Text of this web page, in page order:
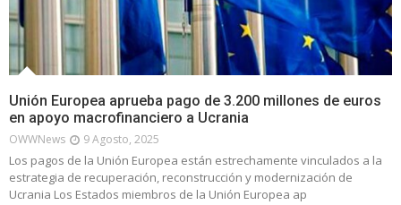
Unión Europea aprueba pago de 3.200 millones de euros
en apoyo macrofinanciero a Ucrania
OWWNews 9 Agosto, 2025
Los pagos de la Unión Europea están estrechamente vinculados a la
estrategia de recuperación, reconstrucción y modernización de
Ucrania Los Estados miembros de la Unión Europea ap